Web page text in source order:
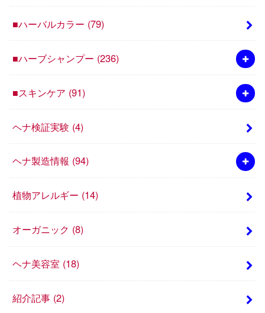
■ハーバルカラー (79)
■ハーブシャンプー (236)
■スキンケア (91)
ヘナ検証実験 (4)
ヘナ製造情報 (94)
植物アレルギー (14)
オーガニック (8)
ヘナ美容室 (18)
紹介記事 (2)